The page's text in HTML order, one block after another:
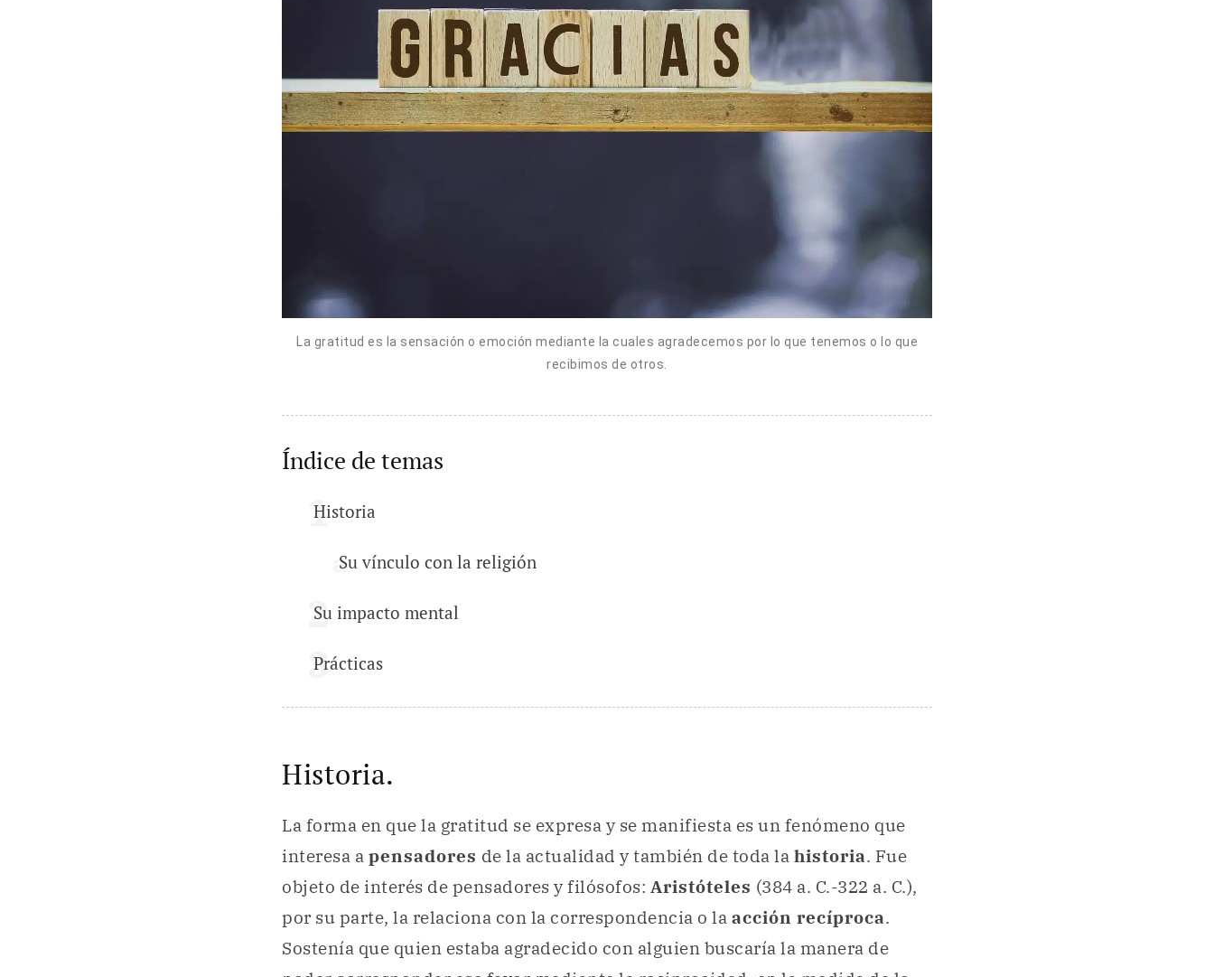
La gratitud es la sensación o emoción mediante la cuales agradecemos por lo que tenemos o lo que
recibimos de otros.
Índice de temas
Historia
Su vínculo con la religión
Su impacto mental
Prácticas
Historia.
La forma en que la gratitud se expresa y se manifiesta es un fenómeno que
interesa a pensadores de la actualidad y también de toda la historia. Fue
objeto de interés de pensadores y filósofos: Aristóteles (384 a. C.-322 a. C.),
por su parte, la relaciona con la correspondencia o la acción recíproca.
Sostenía que quien estaba agradecido con alguien buscaría la manera de